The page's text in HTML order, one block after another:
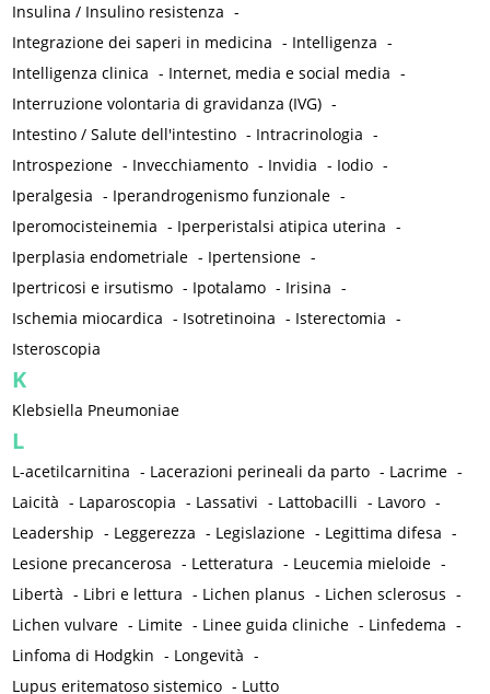
Insulina / Insulino resistenza -
Integrazione dei saperi in medicina - Intelligenza -
Intelligenza clinica - Internet, media e social media -
Interruzione volontaria di gravidanza (IVG) -
Intestino / Salute dell'intestino - Intracrinologia -
Introspezione - Invecchiamento - Invidia - Iodio -
Iperalgesia - Iperandrogenismo funzionale -
Iperomocisteinemia - Iperperistalsi atipica uterina -
Iperplasia endometriale - Ipertensione -
Ipertricosi e irsutismo - Ipotalamo - Irisina -
Ischemia miocardica - Isotretinoina - Isterectomia -
Isteroscopia
K
Klebsiella Pneumoniae
L
L-acetilcarnitina - Lacerazioni perineali da parto - Lacrime -
Laicità - Laparoscopia - Lassativi - Lattobacilli - Lavoro -
Leadership - Leggerezza - Legislazione - Legittima difesa -
Lesione precancerosa - Letteratura - Leucemia mieloide -
Libertà - Libri e lettura - Lichen planus - Lichen sclerosus -
Lichen vulvare - Limite - Linee guida cliniche - Linfedema -
Linfoma di Hodgkin - Longevità -
Lupus eritematoso sistemico - Lutto